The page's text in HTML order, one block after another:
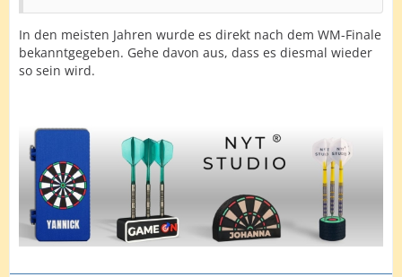
In den meisten Jahren wurde es direkt nach dem WM-Finale
bekanntgegeben. Gehe davon aus, dass es diesmal wieder
so sein wird.